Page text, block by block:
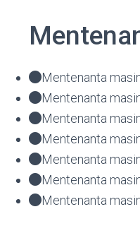
Mentenanta
Mentenanta
Mentenanta
Mentenanta
Mentenanta
Mentenanta
Mentenanta